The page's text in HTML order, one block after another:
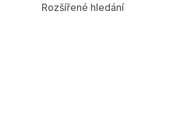
Rozšířené hledání